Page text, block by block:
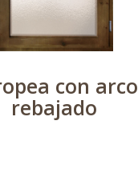
con arco
rebajado